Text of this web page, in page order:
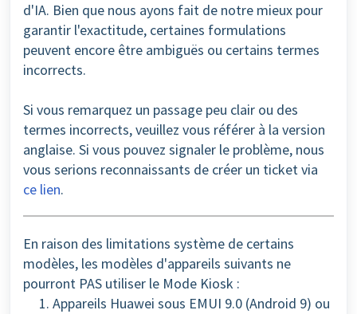
d'IA. Bien que nous ayons fait de notre mieux pour
garantir l'exactitude, certaines formulations
peuvent encore être ambiguës ou certains termes
incorrects.
Si vous remarquez un passage peu clair ou des
termes incorrects, veuillez vous référer à la version
anglaise. Si vous pouvez signaler le problème, nous
vous serions reconnaissants de créer un ticket via
ce lien.
En raison des limitations système de certains
modèles, les modèles d'appareils suivants ne
pourront PAS utiliser le Mode Kiosk :
1. Appareils Huawei sous EMUI 9.0 (Android 9) ou